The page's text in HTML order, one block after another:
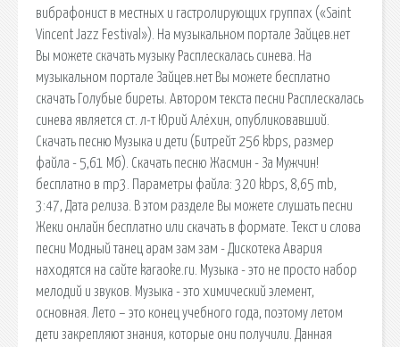
вибрафонист в местных и гастролирующих группах («Saint
Vincent Jazz Festival»). На музыкальном портале Зайцев.нет
Вы можете скачать музыку Расплескалась синева. На
музыкальном портале Зайцев.нет Вы можете бесплатно
скачать Голубые биреты. Автором текста песни Расплескалась
синева является ст. л-т Юрий Алёхин, опубликовавший.
Скачать песню Музыка и дети (Битрейт 256 kbps, размер
файла - 5,61 Мб). Скачать песню Жасмин - За Мужчин!
бесплатно в mp3. Параметры файла: 320 kbps, 8,65 mb,
3:47, Дата релиза. В этом разделе Вы можете слушать песни
Жеки онлайн бесплатно или скачать в формате. Текст и слова
песни Модный танец арам зам зам - Дискотека Авария
находятся на сайте karaoke.ru. Музыка - это не просто набор
мелодий и звуков. Музыка - это химический элемент,
основная. Лето – это конец учебного года, поэтому летом
дети закрепляют знания, которые они получили. Данная